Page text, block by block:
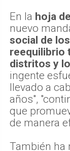
En la hoja
nuevo
social de
reequilibrio
distritos y
ingente
llevado a
años",
que
de manera
También ha